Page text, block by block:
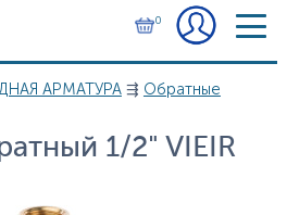
0
АРМАТУРА⇶ Обратные
1/2" VIEIR